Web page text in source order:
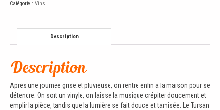
Catégorie : Vins
Description
Description
Après une journée grise et pluvieuse, on rentre enfin à la maison pour se
détendre. On sort un vinyle, on laisse la musique crépiter doucement et
emplir la pièce, tandis que la lumière se fait douce et tamisée.​​ Le Tursan